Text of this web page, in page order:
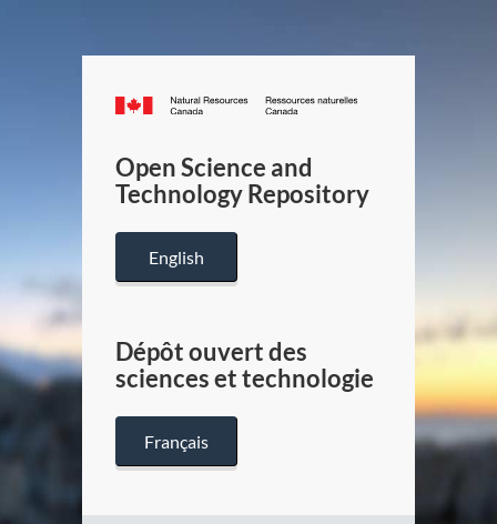
Canada.ca
/
Canada
Open Science and
Technology Repository
English
Dépôt ouvert des
sciences et technologie
Français